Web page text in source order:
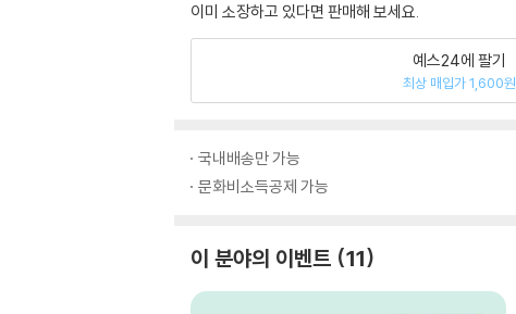
이미 소장하고 있다면 판매해 보세요.
예스24에 팔기
최상 매입가 1,600원
국내배송만 가능
문화비소득공제 가능
이 분야의 이벤트 11